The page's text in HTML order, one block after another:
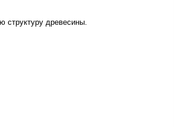
структуру древесины.